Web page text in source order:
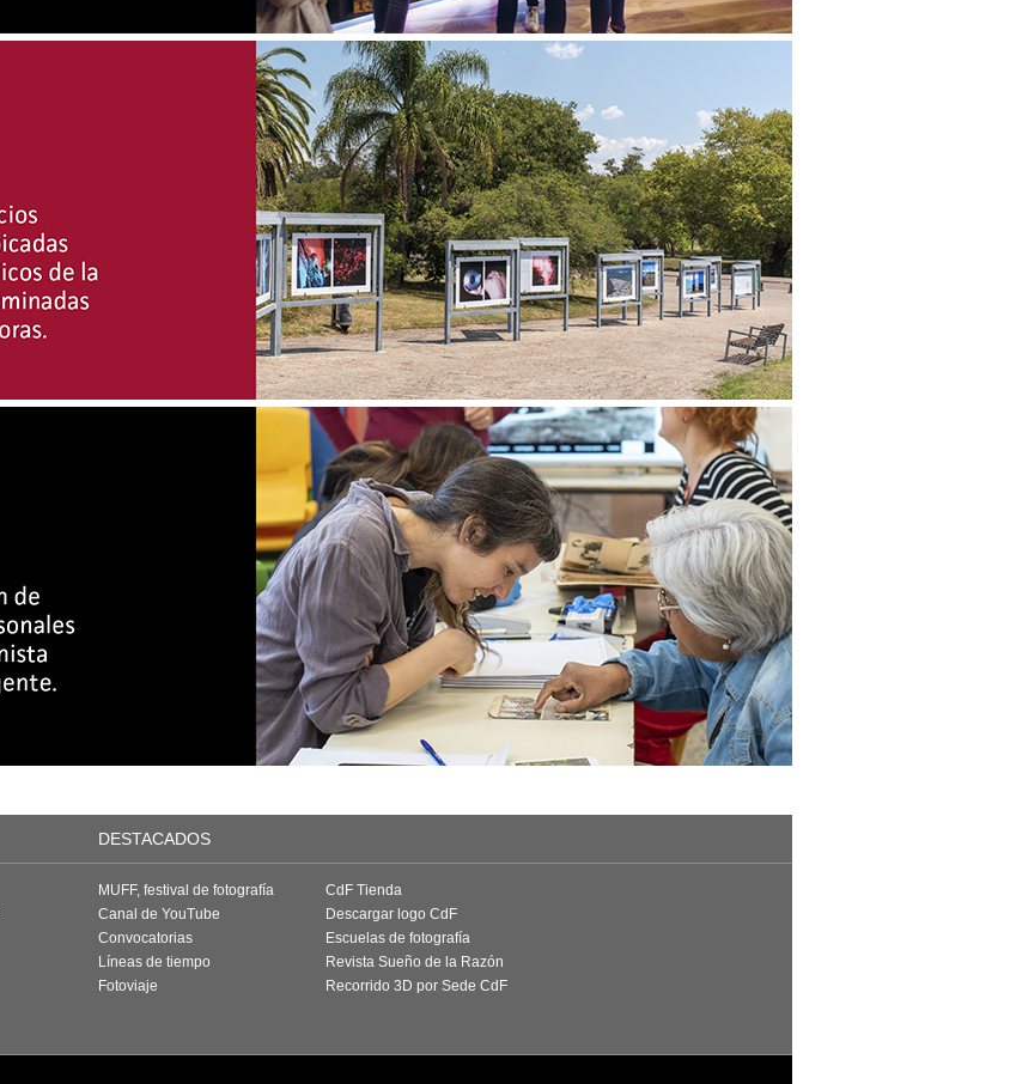
DESTACADOS
MUFF, festival de fotografía
Canal de YouTube
Convocatorias
Líneas de tiempo
Fotoviaje
CdF Tienda
Descargar logo CdF
Escuelas de fotografía
Revista Sueño de la Razón
Recorrido 3D por Sede CdF